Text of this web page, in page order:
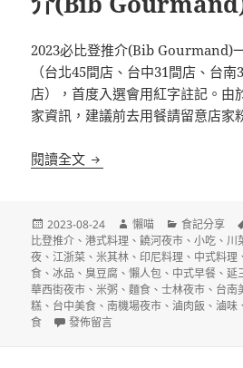
2023必比登推介(Bib Gourmand)
（台北45間店、台中31間店、台
店），首度入選會用紅字註記。由
家資訊，建議前去用餐請留意店家
閱讀全文 2023台北台中台南高雄
發
佈
日
期:
2023-08-24
作
者
懶喵
分
類
食記分享
比登推介 、港式料理 、饒河夜市 、小吃 、川
夜 、江浙菜 、米其林 、 印尼料理 、 中式料理
食 、冰品 、 臭豆腐 、懶人包 、 中式早餐 、延
華西街夜市 、米粥 、麵食 、士林夜市 、 台南
糕 、 台中美食 、南機場夜市 、滷肉飯 、滷味
食
在〈2023台北台中台南高雄必比登
發佈留言